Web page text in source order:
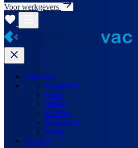
Voor werkgevers
Vacatures
Maastricht
Venlo
Sittard
Heerlen
Roermond
Weert
Actueel